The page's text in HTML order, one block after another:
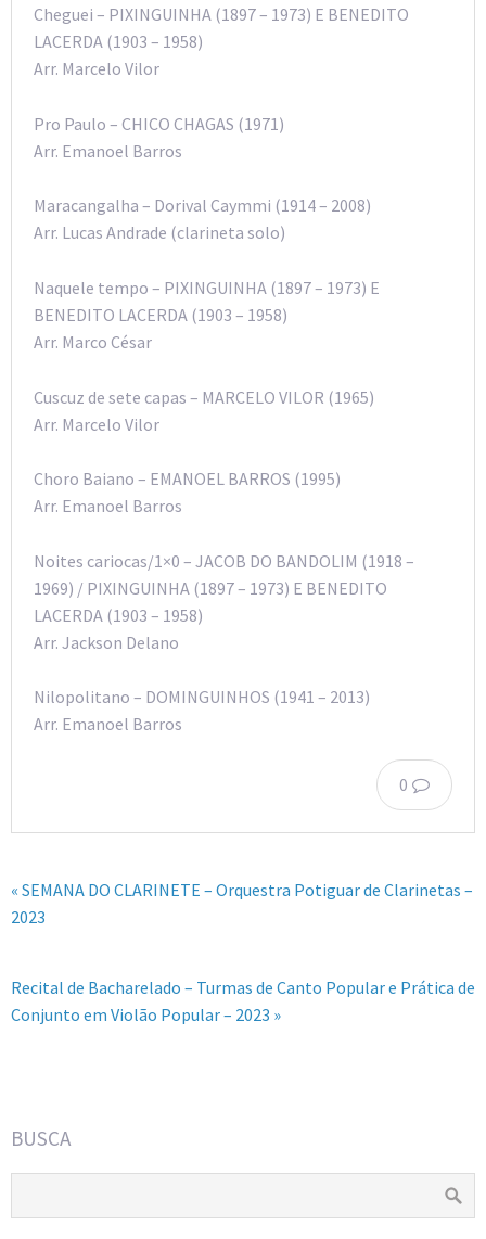
Cheguei – PIXINGUINHA (1897 – 1973) E BENEDITO
LACERDA (1903 – 1958)
Arr. Marcelo Vilor
Pro Paulo – CHICO CHAGAS (1971)
Arr. Emanoel Barros
Maracangalha – Dorival Caymmi (1914 – 2008)
Arr. Lucas Andrade (clarineta solo)
Naquele tempo – PIXINGUINHA (1897 – 1973) E
BENEDITO LACERDA (1903 – 1958)
Arr. Marco César
Cuscuz de sete capas – MARCELO VILOR (1965)
Arr. Marcelo Vilor
Choro Baiano – EMANOEL BARROS (1995)
Arr. Emanoel Barros
Noites cariocas/1×0 – JACOB DO BANDOLIM (1918 –
1969) / PIXINGUINHA (1897 – 1973) E BENEDITO
LACERDA (1903 – 1958)
Arr. Jackson Delano
Nilopolitano – DOMINGUINHOS (1941 – 2013)
Arr. Emanoel Barros
0
« SEMANA DO CLARINETE – Orquestra Potiguar de Clarinetas –
2023
Recital de Bacharelado – Turmas de Canto Popular e Prática de
Conjunto em Violão Popular – 2023 »
BUSCA